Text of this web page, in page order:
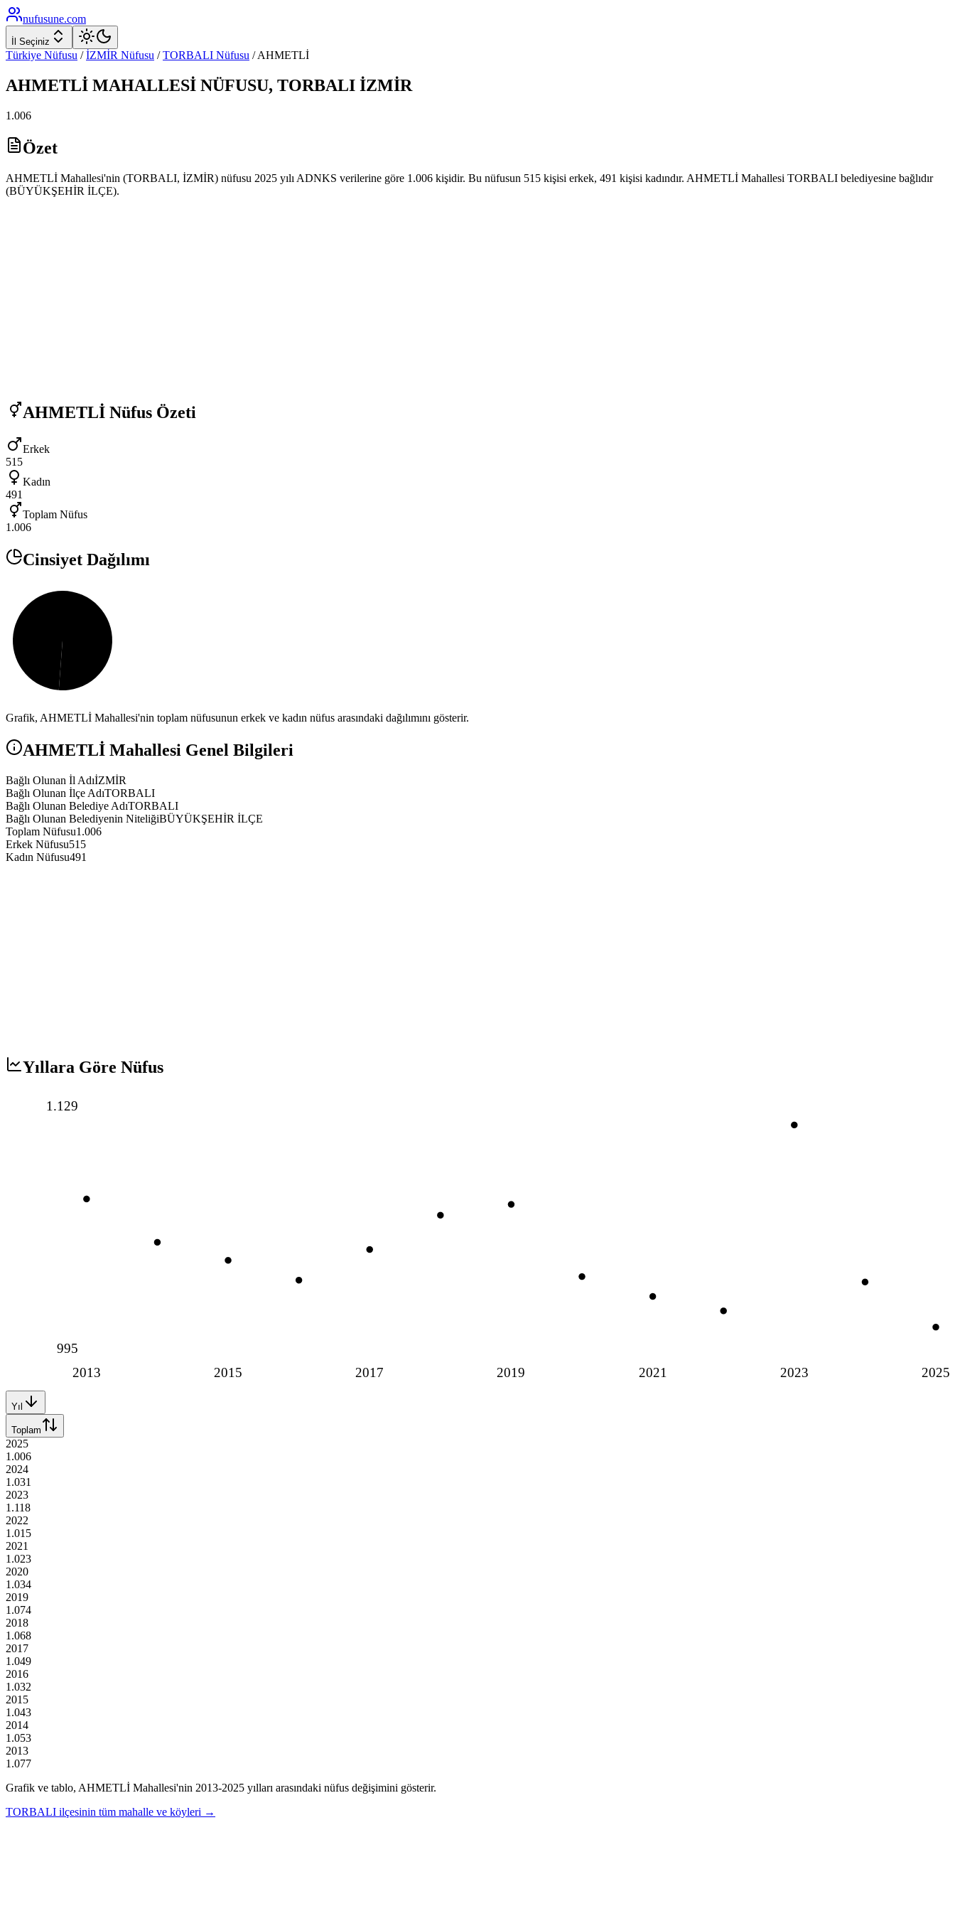
nufusune.com
İl Seçiniz
Türkiye Nüfusu / İZMİR Nüfusu / TORBALI Nüfusu /AHMETLİ
AHMETLİ MAHALLESİ NÜFUSU, TORBALI İZMİR
1.006
Özet
AHMETLİ Mahallesi'nin (TORBALI, İZMİR) nüfusu 2025 yılı ADNKS verilerine göre 1.006 kişidir. Bu nüfusun 515 kişisi erkek, 491 kişisi kadındır. AHMETLİ Mahallesi TORBALI belediyesine bağlıdır
(BÜYÜKŞEHİR İLÇE).
AHMETLİ Nüfus Özeti
Erkek
515
Kadın
491
Toplam Nüfus
1.006
Cinsiyet Dağılımı
Grafik, AHMETLİ Mahallesi'nin toplam nüfusunun erkek ve kadın nüfus arasındaki dağılımını gösterir.
AHMETLİ Mahallesi Genel Bilgileri
Bağlı Olunan İl AdıİZMİR
Bağlı Olunan İlçe AdıTORBALI
Bağlı Olunan Belediye AdıTORBALI
Bağlı Olunan Belediyenin NiteliğiBÜYÜKŞEHİR İLÇE
Toplam Nüfusu1.006
Erkek Nüfusu515
Kadın Nüfusu491
Yıllara Göre Nüfus
2013 2015 2017 2019 2021 2023 2025
1.129
995
Yıl
Toplam
2025
1.006
2024
1.031
2023
1.118
2022
1.015
2021
1.023
2020
1.034
2019
1.074
2018
1.068
2017
1.049
2016
1.032
2015
1.043
2014
1.053
2013
1.077
Grafik ve tablo, AHMETLİ Mahallesi'nin 2013-2025 yılları arasındaki nüfus değişimini gösterir.
TORBALI ilçesinin tüm mahalle ve köyleri →